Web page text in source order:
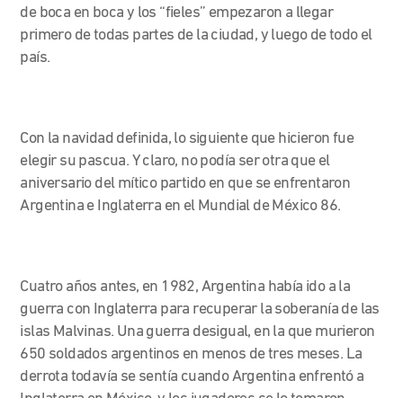
de boca en boca y los “fieles” empezaron a llegar
primero de todas partes de la ciudad, y luego de todo el
país.
Con la navidad definida, lo siguiente que hicieron fue
elegir su pascua. Y claro, no podía ser otra que el
aniversario del mítico partido en que se enfrentaron
Argentina e Inglaterra en el Mundial de México 86.
Cuatro años antes, en 1982, Argentina había ido a la
guerra con Inglaterra para recuperar la soberanía de las
islas Malvinas. Una guerra desigual, en la que murieron
650 soldados argentinos en menos de tres meses. La
derrota todavía se sentía cuando Argentina enfrentó a